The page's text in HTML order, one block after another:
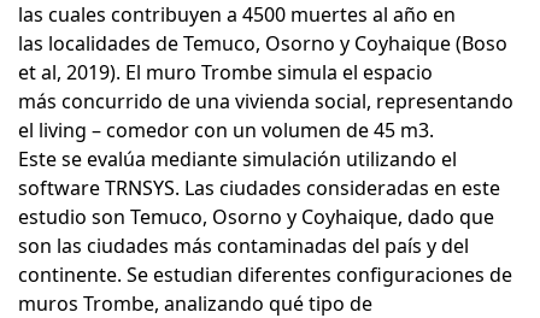
las cuales contribuyen a 4500 muertes al año en
las localidades de Temuco, Osorno y Coyhaique (Boso
et al, 2019). El muro Trombe simula el espacio
más concurrido de una vivienda social, representando
el living – comedor con un volumen de 45 m3.
Este se evalúa mediante simulación utilizando el
software TRNSYS. Las ciudades consideradas en este
estudio son Temuco, Osorno y Coyhaique, dado que
son las ciudades más contaminadas del país y del
continente. Se estudian diferentes configuraciones de
muros Trombe, analizando qué tipo de